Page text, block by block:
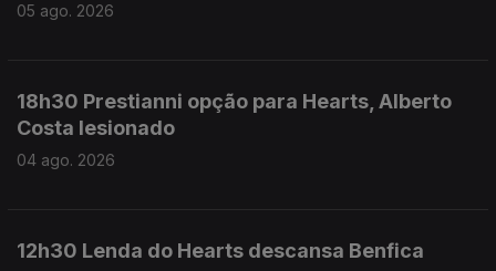
05 ago. 2026
18h30 Prestianni opção para Hearts, Alberto
Costa lesionado
04 ago. 2026
12h30 Lenda do Hearts descansa Benfica